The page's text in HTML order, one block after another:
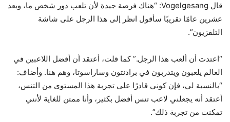
قال Vogelgesang: “هناك فرصة جيدة لأن تلعب دور شخص ما، وبعد
عشرين عامًا تقريبًا سأقول انظر إلى هذا الرجل على شاشة
التلفزيون”.
“اعتدت أن ألعب هذا الرجل.” كما قلت، أعتقد أن أفضل اللاعبين في
العالم يلعبون ويتدربون في برادنتون وساراسوتا، وهم هنا. وأضاف:
“بالنسبة لي، فإن كوني قادرًا على تجربة هذا المستوى من التنس،
أعتقد أنه يجعلني لاعب تنس أفضل بكثير، وأنا ممتن للغاية لأنني
تمكنت من تجربة ذلك”.